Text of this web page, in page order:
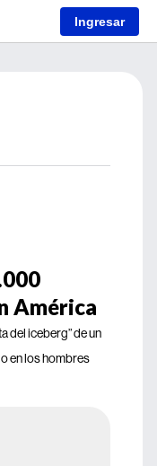
Ingresar
América
del iceberg” de un
en los hombres